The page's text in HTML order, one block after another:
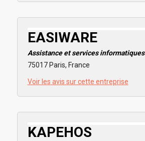
EASIWARE
Assistance et services informatiques
75017 Paris, France
Voir les avis sur cette entreprise
KAPEHOS